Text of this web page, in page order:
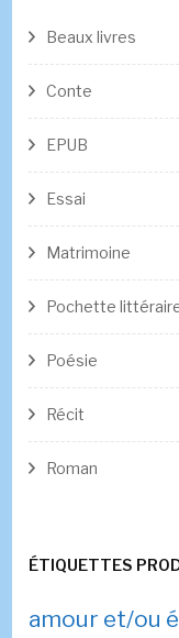
Beaux livres
Conte
EPUB
Essai
Matrimoine
Pochette
Poésie
Récit
Roman
ÉTIQUETTES
amour et/ou